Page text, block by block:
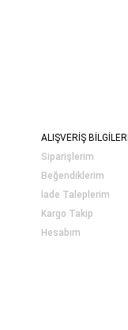
ALIŞVERİŞ BİLGİLERİ
Siparişlerim
Beğendiklerim
İade Taleplerim
Kargo Takip
Hesabım